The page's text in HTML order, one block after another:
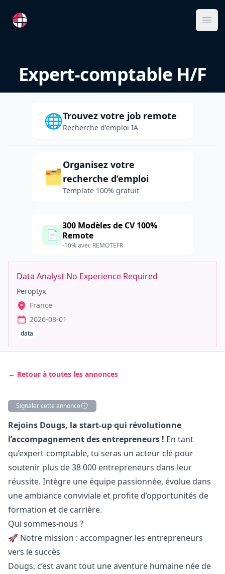
RemoteFR
Expert-comptable H/F
🌐Trouvez votre job remote
Recherche d'emploi IA
🗂️
Organisez votre
recherche d’emploi
Template 100% gratuit
📄
300 Modèles de CV 100%
Remote
-10% avec REMOTEFR
Data Analyst No Experience Required
Peroptyx
France
2026-08-01
data
← Retour à toutes les annonces
Signaler cette annonce
Description
Rejoins Dougs, la start-up qui révolutionne
l’accompagnement des entrepreneurs ! En tant
qu’expert-comptable, tu seras un acteur clé pour
soutenir plus de 38 000 entrepreneurs dans leur
réussite. Intègre une équipe passionnée, évolue dans
une ambiance conviviale et profite d’opportunités de
formation et de carrière.
Qui sommes-nous ?
🚀 Notre mission : accompagner les entrepreneurs
vers le succès
Dougs, c’est avant tout une aventure humaine née de